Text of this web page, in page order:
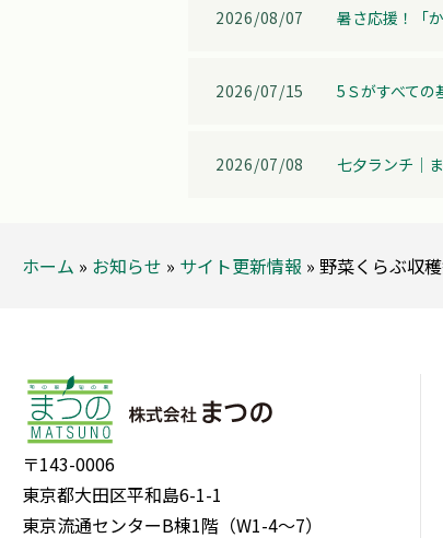
2026/08/07 暑さ応援！「
2026/07/15 5Ｓがすべての
2026/07/08 七夕ランチ│
ホーム » お知らせ » サイト更新情報 » 野菜くらぶ収
〒143-0006
東京都大田区平和島6-1-1
東京流通センターB棟1階（W1-4～7）